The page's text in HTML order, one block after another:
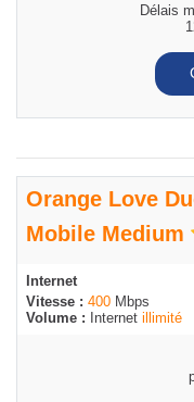
Délais
Orange Love
Mobile Medium
Internet
Vitesse : 400 Mbps
Volume : Internet illimité